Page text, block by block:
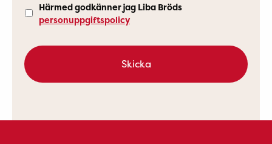
Härmed godkänner jag Liba Bröds
personuppgiftspolicy